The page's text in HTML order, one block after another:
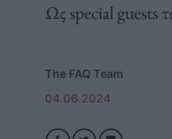
Ως special guests
The FAQ Team
04.06.2024